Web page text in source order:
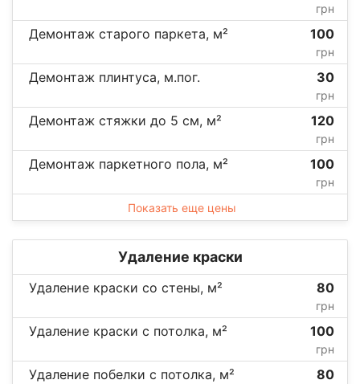
грн
Демонтаж старого паркета, м² 100
грн
Демонтаж плинтуса, м.пог. 30
грн
Демонтаж стяжки до 5 см, м² 120
грн
Демонтаж паркетного пола, м² 100
грн
Показать еще цены
Удаление краски
Удаление краски со стены, м² 80
грн
Удаление краски с потолка, м² 100
грн
Удаление побелки с потолка, м² 80